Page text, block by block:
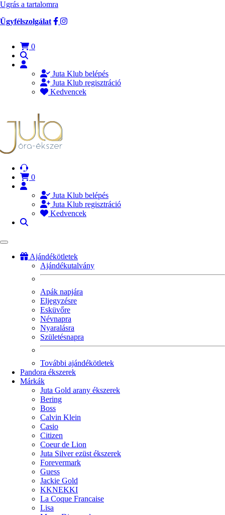
Ugrás a tartalomra
Ügyfélszolgálat
0
Juta Klub belépés
Juta Klub regisztráció
Kedvencek
0
Juta Klub belépés
Juta Klub regisztráció
Kedvencek
Ajándékötletek
Ajándékutalvány
Apák napjára
Eljegyzésre
Esküvőre
Névnapra
Nyaralásra
Születésnapra
További ajándékötletek
Pandora ékszerek
Márkák
Juta Gold arany ékszerek
Bering
Boss
Calvin Klein
Casio
Citizen
Coeur de Lion
Juta Silver ezüst ékszerek
Forevermark
Guess
Jackie Gold
KKNEKKI
La Coque Francaise
Lisa